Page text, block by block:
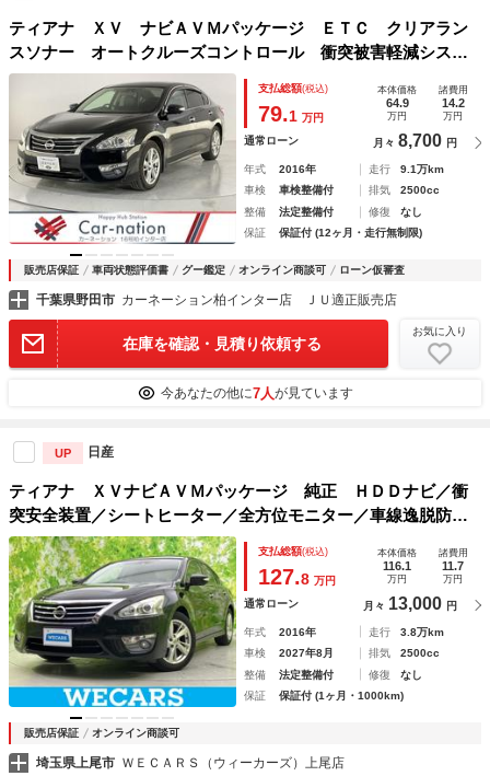
ティアナ ＸＶ ナビＡＶＭパッケージ ＥＴＣ クリアラン
スソナー オートクルーズコントロール 衝突被害軽減システ
ム 全周囲カメラ ナビ アルミホイール オートライト Ｈ
ＩＤ ＣＶＴ シートエアコン スマートキー 盗難防止シス
テム
支払総額(税込)
79.1 万円
本体価格
64.9
万円
諸費用
14.2
万円
通常ローン 月々 8,700 円
年式 2016年 走行
9.1万km
車検
車検整備付 排気
2500cc
整備
法定整備付 修復
なし
保証
保証付 (12ヶ月・走行無制限)
販売店保証 車両状態評価書 グー鑑定 オンライン商談可 ローン仮審査
千葉県野田市 カーネーション柏インター店 ＪＵ適正販売店
在庫を確認・見積り依頼する
お気に入り
今あなたの他に7人が見ています
UP 日産
ティアナ ＸＶナビＡＶＭパッケージ 純正 ＨＤＤナビ／衝
突安全装置／シートヒーター／全方位モニター／車線逸脱防止
支援システム／シート フルレザー／ドライブレコーダー 社
外／ヘッドランプ ＨＩＤ／ＥＴＣ／ＥＢＤ付ＡＢＳ／横滑り
防止装置
支払総額(税込)
127.8 万円
本体価格
116.1
万円
諸費用
11.7
万円
通常ローン 月々 13,000 円
年式 2016年 走行
3.8万km
車検
2027年8月 排気
2500cc
整備
法定整備付 修復
なし
保証
保証付 (1ヶ月・1000km)
販売店保証 オンライン商談可
埼玉県上尾市 ＷＥＣＡＲＳ（ウィーカーズ）上尾店